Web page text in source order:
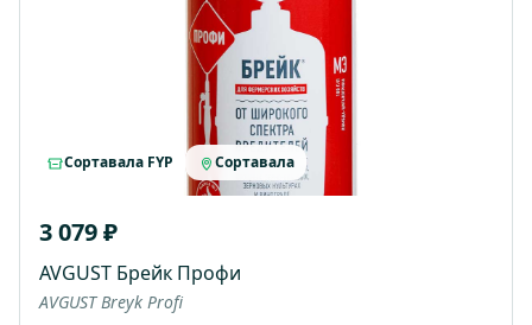
Сортавала FYP Сортавала
3 079 ₽
AVGUST Брейк Профи
AVGUST Breyk Profi